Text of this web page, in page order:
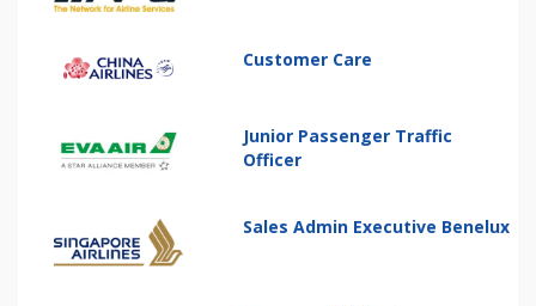
Customer Care
Junior Passenger Traffic
Officer
Sales Admin Executive Benelux